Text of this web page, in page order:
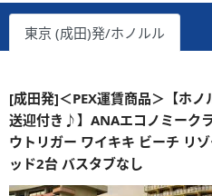
東京 (成田)発/ホノルル
[成田発]＜PEX運賃商品＞【ホ
送迎付き♪】ANAエコノミーク
ウトリガー ワイキキ ビーチ リ
ッド2台 バスタブなし